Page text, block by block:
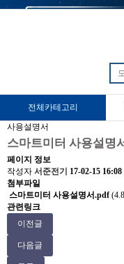
전체카테고리
타임스위치
사용설명서
스마트미터 사용설명
페이지 정보
작성자 서준전기 17-02-15 16:08
첨부파일
스마트미터 사용설명서.pdf
관련링크
이전글
다음글